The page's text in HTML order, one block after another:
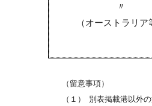
〃
（オーストラリア
（留意事項）
（１）
別表掲載港以外